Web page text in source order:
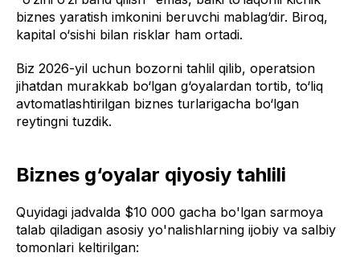
biznes yaratish imkonini beruvchi mablag‘dir. Biroq,
kapital o‘sishi bilan risklar ham ortadi.
Biz 2026-yil uchun bozorni tahlil qilib, operatsion
jihatdan murakkab bo‘lgan g‘oyalardan tortib, to‘liq
avtomatlashtirilgan biznes turlarigacha bo‘lgan
reytingni tuzdik.
Biznes g‘oyalar qiyosiy tahlili
Quyidagi jadvalda $10 000 gacha bo'lgan sarmoya
talab qiladigan asosiy yo'nalishlarning ijobiy va salbiy
tomonlari keltirilgan: